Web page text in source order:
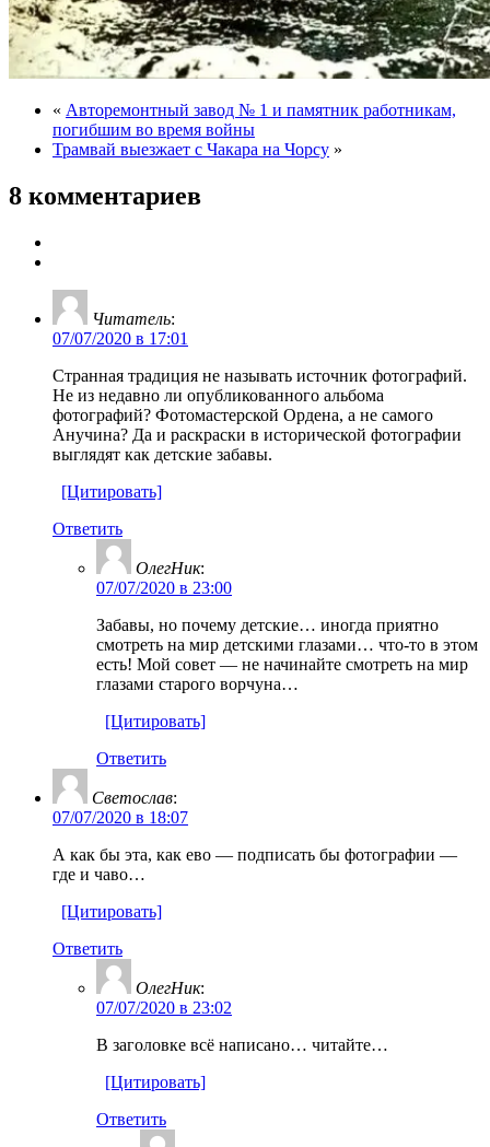
« Авторемонтный завод № 1 и памятник работникам,
погибшим во время войны
Трамвай выезжает с Чакара на Чорсу »
8 комментариев
Читатель:
07/07/2020 в 17:01
Странная традиция не называть источник фотографий.
Не из недавно ли опубликованного альбома
фотографий? Фотомастерской Ордена, а не самого
Анучина? Да и раскраски в исторической фотографии
выглядят как детские забавы.
[Цитировать]
Ответить
ОлегНик:
07/07/2020 в 23:00
Забавы, но почему детские… иногда приятно
смотреть на мир детскими глазами… что-то в этом
есть! Мой совет — не начинайте смотреть на мир
глазами старого ворчуна…
[Цитировать]
Ответить
Светослав:
07/07/2020 в 18:07
А как бы эта, как ево — подписать бы фотографии —
где и чаво…
[Цитировать]
Ответить
ОлегНик:
07/07/2020 в 23:02
В заголовке всё написано… читайте…
[Цитировать]
Ответить